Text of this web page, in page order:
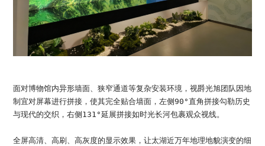
面对博物馆内异形墙面、狭窄通道等复杂安装环境，视爵光旭团队因地
制宜对屏幕进行拼接，使其完全贴合墙面，左侧90°直角拼接勾勒历史
与现代的交织，右侧131°延展拼接如时光长河包裹观众视线。
全屏高清、高刷、高灰度的显示效果，让太湖近万年地理地貌演变的细